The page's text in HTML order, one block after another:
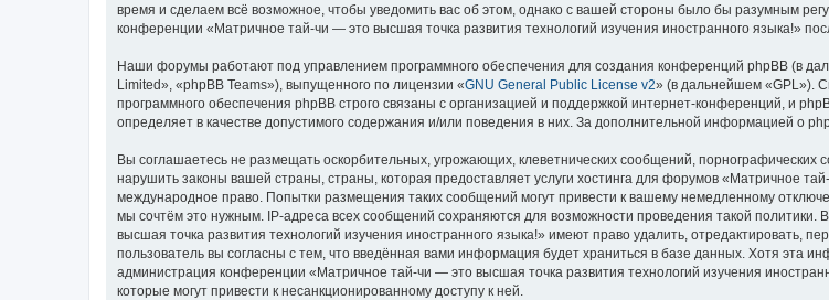
время и сделаем всё возможное, чтобы уведомить вас об этом, однако с вашей стороны было бы разумным
конференции «Матричное тай-чи — это высшая точка развития технологий изучения иностранного языка!»
Наши форумы работают под управлением программного обеспечения для создания конференций phpBB (в
Limited», «phpBB Teams»), выпущенного по лицензии «GNU General Public License v2» (в дальнейшем «GPL»).
программного обеспечения phpBB строго связаны с организацией и поддержкой интернет-конференций, и
определяет в качестве допустимого содержания и/или поведения в них. За дополнительной информацией о
Вы соглашаетесь не размещать оскорбительных, угрожающих, клеветнических сообщений,
нарушить законы вашей страны, страны, которая предоставляет услуги хостинга для форумов «Матричное
международное право. Попытки размещения таких сообщений могут привести к вашему немедленному
мы сочтём это нужным. IP-адреса всех сообщений сохраняются для возможности проведения такой
высшая точка развития технологий изучения иностранного языка!» имеют право удалить, отредактировать,
пользователь вы согласны с тем, что введённая вами информация будет храниться в базе данных. Хотя эта
администрация конференции «Матричное тай-чи — это высшая точка развития технологий изучения
которые могут привести к несанкционированному доступу к ней.